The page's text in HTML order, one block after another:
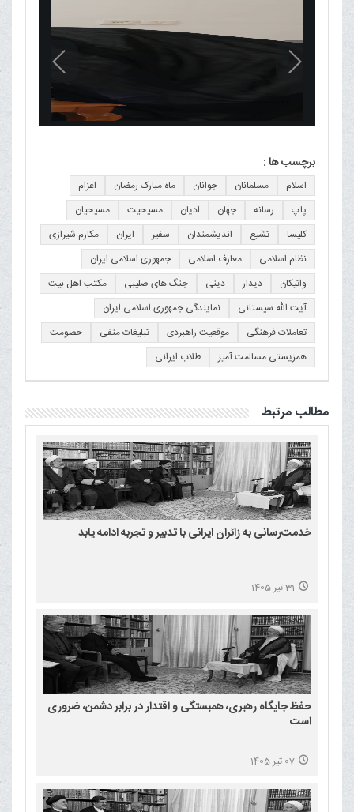
برچسب ها :
اسلام مسلمانان جوانان ماه مبارک رمضان
اعزام
پاپ
رسانه جهان ادیان مسیحیت
مسیحیان
کلیسا
تشیع اندیشمندان سفیر ایران
مکارم شیرازی
نظام اسلامی
معارف اسلامی
جمهوری اسلامی ایران
واتیکان
دیدار دینی جنگ های صلیبی
مکتب اهل بیت
آیت الله سیستانی
نمایندگی جمهوری اسلامی ایران
تعاملات فرهنگی
موقعیت راهبردی تبلیغات منفی
حصومت
همزیستی مسالمت آمیز
طلاب ایرانی
مطالب مرتبط
خدمت‌رسانی به زائران ایرانی با تدبیر و تجربه ادامه یابد
31 تیر 1405
حفظ جایگاه رهبری، همبستگی و اقتدار در برابر دشمن، ضروری
است
07 تیر 1405